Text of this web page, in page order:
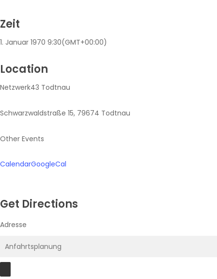
Zeit
1. Januar 1970 9:30(GMT+00:00)
Location
Netzwerk43 Todtnau
Schwarzwaldstraße 15, 79674 Todtnau
Other Events
CalendarGoogleCal
Get Directions
Adresse